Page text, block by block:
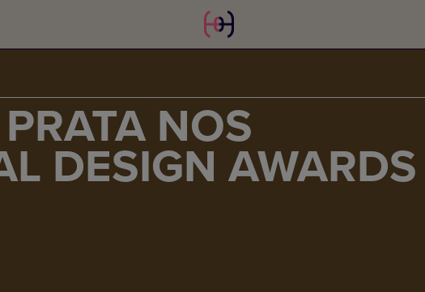
NOS
DESIGN AWARDS